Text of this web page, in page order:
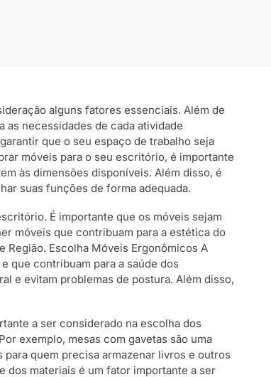
alguns fatores essenciais. Além de
necessidades de cada atividade
que o seu espaço de trabalho seja
móveis para o seu escritório, é importante
às dimensões disponíveis. Além disso, é
suas funções de forma adequada.
É importante que os móveis sejam
móveis que contribuam para a estética do
Região. Escolha Móveis Ergonômicos A
que contribuam para a saúde dos
e evitam problemas de postura. Além disso,
a ser considerado na escolha dos
exemplo, mesas com gavetas são uma
quem precisa armazenar livros e outros
dos materiais é um fator importante a ser